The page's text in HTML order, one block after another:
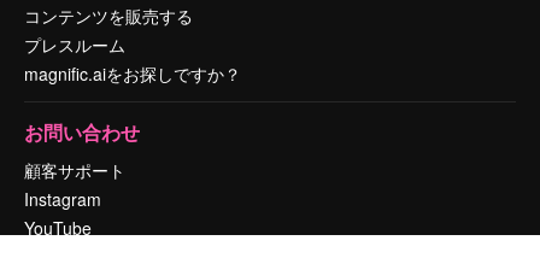
コンテンツを販売する
プレスルーム
magnific.aiをお探しですか？
お問い合わせ
顧客サポート
Instagram
YouTube